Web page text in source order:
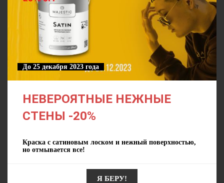
До 25 декабря 2023 года
НЕВЕРОЯТНЫЕ НЕЖНЫЕ
СТЕНЫ -20%
Краска с сатиновым лоском и нежный поверхностью,
но отмывается все!
Я БЕРУ!